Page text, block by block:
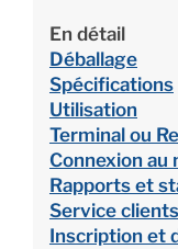
En détail
Déballage
Spécifications
Utilisation
Terminal ou
Connexion au
Rapports et
Service clients
Inscription et